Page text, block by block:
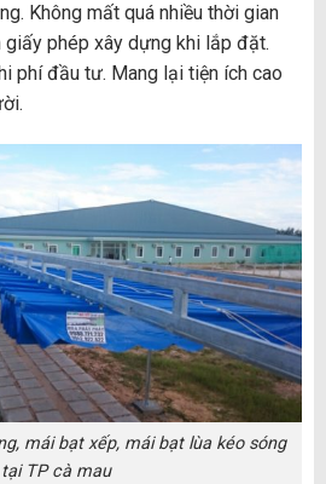
Không mất quá nhiều thời gian
giấy phép xây dựng khi lắp đặt.
phí đầu tư. Mang lại tiện ích cao
mái bạt xếp, mái bạt lùa kéo sóng
tại TP cà mau